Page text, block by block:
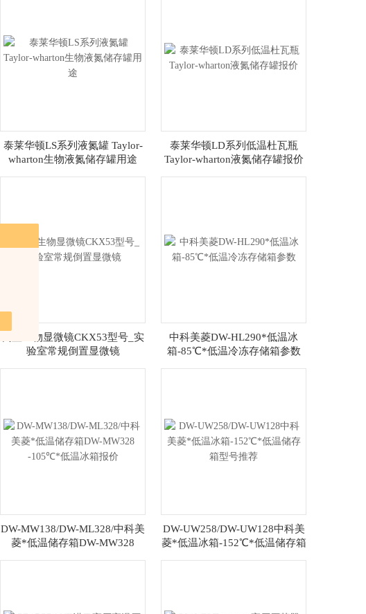
泰莱华顿LS系列液氮罐 Taylor-
wharton生物液氮储存罐用途
泰莱华顿LD系列低温杜瓦瓶
Taylor-wharton液氮储存罐报价
倒置生物显微镜CKX53型号_实
验室常规倒置显微镜
中科美菱DW-HL290*低温冰
箱-85℃*低温冷冻存储箱参数
DW-MW138/DW-ML328/中科美
菱*低温储存箱DW-MW328
DW-UW258/DW-UW128中科美
菱*低温冰箱-152℃*低温储存箱